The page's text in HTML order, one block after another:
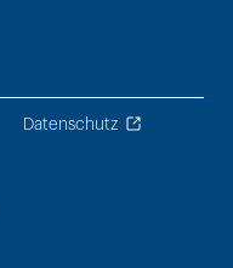
Datenschutz